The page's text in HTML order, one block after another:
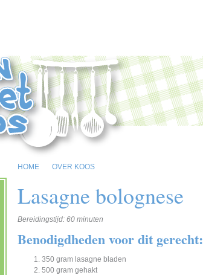
HOME OVER KOOS
Lasagne bolognese
Bereidingstijd: 60 minuten
Benodigdheden voor dit gerecht:
350 gram lasagne bladen
500 gram gehakt